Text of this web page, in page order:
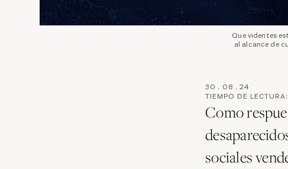
Que videntes
al alcance de
30 . 08 . 24
TIEMPO DE LECTURA:
Como
sociales